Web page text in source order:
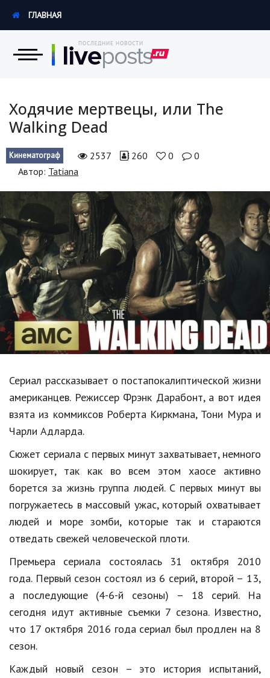
Экономика
Происшествия
Россия
Наука и техника
Политика
Образование
В мире
Культура
Авто, мото
Спорт
Знаменитости
Статьи
Обзоры
Рецепты
Красота и здоровье
Hi-Tech. Интернет
Авто, мото
Дом и сад
Недвижимость
Спорт и фитнес
Психология и отношения
ГЛАВНАЯ
Ходячие мертвецы, или The
Walking Dead
Кинематограф 2537 260 0
0
Автор: Tatiana
Сериал рассказывает о постапокалиптической жизни
американцев. Режиссер Фрэнк Дарабонт, а вот идея
взята из коммиксов Роберта Киркмана, Тони Мура и
Чарли Адларда.
Сюжет сериала с первых минут захватывает, немного
шокирует, так как во всем этом хаосе активно
борется за жизнь группа людей. С первых минут вы
погружаетесь в массовый ужас, который охватывает
людей и море зомби, которые так и стараются
отведать свежей человеческой плоти.
Премьера сериала состоялась 31 октября 2010
года. Первый сезон состоял из 6 серий, второй – 13,
а последующие (4-6-й сезоны) – 18 серий. На
сегодня идут активные съемки 7 сезона. Известно,
что 17 октября 2016 года сериал был продлен на 8
сезон.
Каждый новый сезон – это история испытаний,